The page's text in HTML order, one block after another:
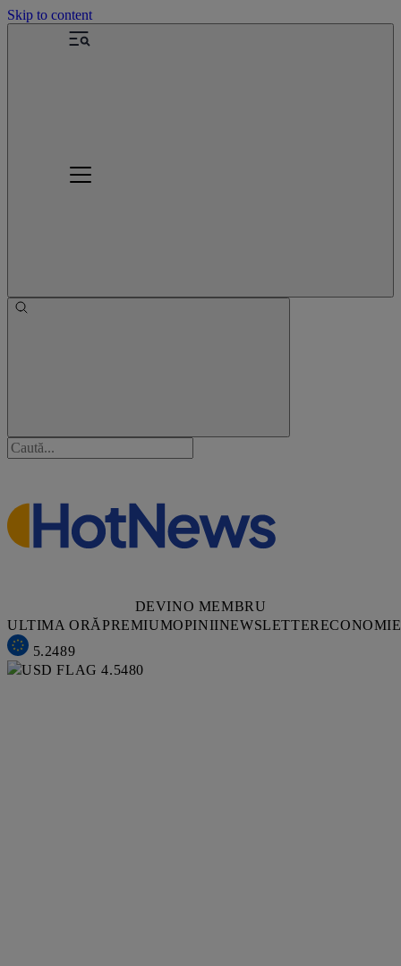
Skip to content
DEVINO MEMBRU
ULTIMA ORĂPREMIUMOPINIINEWSLETTERECONOMIE
5.2489
4.5480